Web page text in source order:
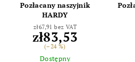
Pozłacany naszyjnik
HARDY
zł67,91 bez VAT
zł83,53
(–24 %)
Dostępny